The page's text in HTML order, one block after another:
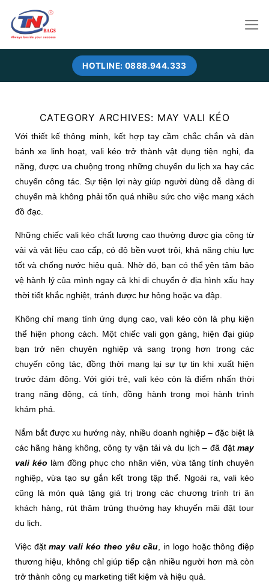
content
HOTLINE: 0888.944.333
CATEGORY ARCHIVES: MAY VALI KÉO
Với thiết kế thông minh, kết hợp tay cầm chắc chắn và dàn
bánh xe linh hoạt, vali kéo trở thành vật dụng tiện nghi, đa
năng, được ưa chuộng trong những chuyến du lịch xa hay các
chuyến công tác. Sự tiện lợi này giúp người dùng dễ dàng di
chuyển mà không phải tốn quá nhiều sức cho việc mang xách
đồ đạc.
Những chiếc vali kéo chất lượng cao thường được gia công từ
vải và vật liệu cao cấp, có độ bền vượt trội, khả năng chịu lực
tốt và chống nước hiệu quả. Nhờ đó, bạn có thể yên tâm bảo
vệ hành lý của mình ngay cả khi di chuyển ở địa hình xấu hay
thời tiết khắc nghiệt, tránh được hư hỏng hoặc va đập.
Không chỉ mang tính ứng dụng cao, vali kéo còn là phụ kiện
thể hiện phong cách. Một chiếc vali gọn gàng, hiện đại giúp
bạn trở nên chuyên nghiệp và sang trọng hơn trong các
chuyến công tác, đồng thời mang lại sự tự tin khi xuất hiện
trước đám đông. Với giới trẻ, vali kéo còn là điểm nhấn thời
trang năng động, cá tính, đồng hành trong mọi hành trình
khám phá.
Nắm bắt được xu hướng này, nhiều doanh nghiệp – đặc biệt là
các hãng hàng không, công ty vận tải và du lịch – đã đặtmay
vali kéo làm đồng phục cho nhân viên, vừa tăng tính chuyên
nghiệp, vừa tạo sự gắn kết trong tập thể. Ngoài ra, vali kéo
cũng là món quà tặng giá trị trong các chương trình tri ân
khách hàng, rút thăm trúng thưởng hay khuyến mãi đặt tour
du lịch.
Việc đặtmay vali kéo theo yêu cầu, in logo hoặc thông điệp
thương hiệu, không chỉ giúp tiếp cận nhiều người hơn mà còn
trở thành công cụ marketing tiết kiệm và hiệu quả.